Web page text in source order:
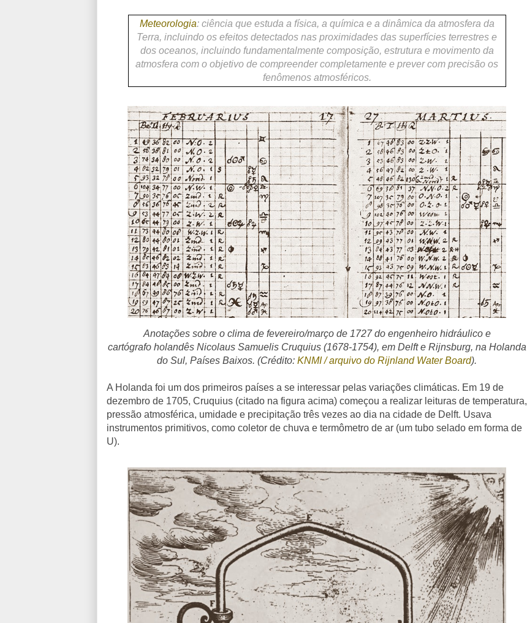
Meteorologia: ciência que estuda a física, a química e a dinâmica da atmosfera da
Terra, incluindo os efeitos detectados nas proximidades das superfícies terrestres e
dos oceanos, incluindo fundamentalmente composição, estrutura e movimento da
atmosfera com o objetivo de compreender completamente e prever com precisão os
fenômenos atmosféricos.
Anotações sobre o clima de fevereiro/março de 1727 do engenheiro hidráulico e
cartógrafo holandês Nicolaus Samuelis Cruquius (1678-1754), em Delft e Rijnsburg, na Holanda
do Sul, Países Baixos. (Crédito: KNMI / arquivo do Rijnland Water Board).
A Holanda foi um dos primeiros países a se interessar pelas variações climáticas. Em 19 de
dezembro de 1705, Cruquius (citado na figura acima) começou a realizar leituras de temperatura,
pressão atmosférica, umidade e precipitação três vezes ao dia na cidade de Delft. Usava
instrumentos primitivos, como coletor de chuva e termômetro de ar (um tubo selado em forma de
U).